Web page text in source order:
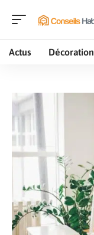
Actus Décoration